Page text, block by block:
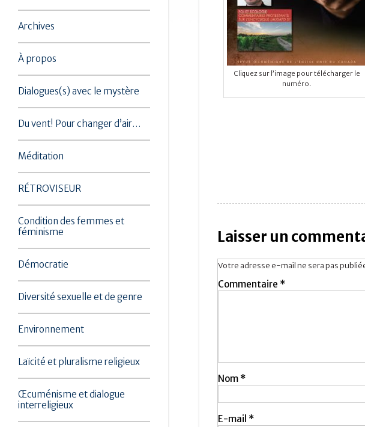
Archives
À propos
Dialogues(s) avec le mystère
Du vent! Pour changer d’air…
Méditation
RÉTROVISEUR
Condition des femmes et
féminisme
Démocratie
Diversité sexuelle et de genre
Environnement
Laïcité et pluralisme religieux
Œcuménisme et dialogue
interreligieux
Cliquez sur l’image pour télécharger le
numéro.
Laisser un
Votre adresse e-mail ne sera pas
Commentaire *
Nom *
E-mail *